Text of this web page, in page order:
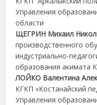
Управления
области
ЩЕГРИН Михаил
производственного
индустриально-
образования акимата
ЛОЙКО Валентина
КГКП «Костанайский
Управления